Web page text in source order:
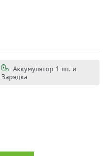
Аккумулятор 1 шт. и
Зарядка